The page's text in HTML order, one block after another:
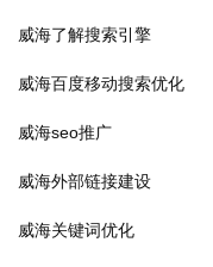
威海了解搜索引擎
威海百度移动搜索优化
威海seo推广
威海外部链接建设
威海关键词优化